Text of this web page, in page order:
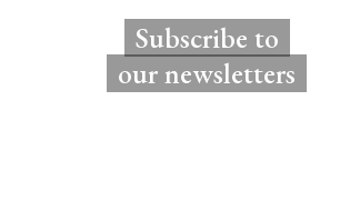
Subscribe to
our newsletters